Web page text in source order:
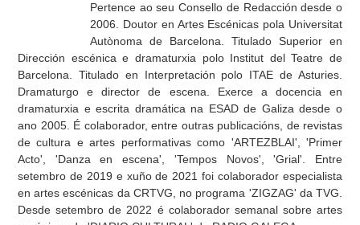
Pertence ao seu Consello de Redacción desde o
2006. Doutor en Artes Escénicas pola Universitat
Autònoma de Barcelona. Titulado Superior en
Dirección escénica e dramaturxia polo Institut del Teatre de
Barcelona. Titulado en Interpretación polo ITAE de Asturies.
Dramaturgo e director de escena. Exerce a docencia en
dramaturxia e escrita dramática na ESAD de Galiza desde o
ano 2005. É colaborador, entre outras publicacións, de revistas
de cultura e artes performativas como 'ARTEZBLAI', 'Primer
Acto', 'Danza en escena', 'Tempos Novos', 'Grial'. Entre
setembro de 2019 e xuño de 2021 foi colaborador especialista
en artes escénicas da CRTVG, no programa 'ZIGZAG' da TVG.
Desde setembro de 2022 é colaborador semanal sobre artes